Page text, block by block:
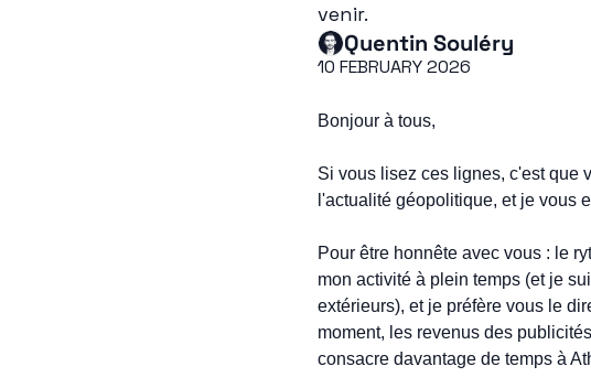
venir.
Quentin Souléry
10 FEBRUARY 2026
Bonjour à tous,
Si vous lisez ces lignes, c'est que
l'actualité géopolitique, et je vous
Pour être honnête avec vous : le
mon activité à plein temps (et je
extérieurs), et je préfère vous le
moment, les revenus des
consacre davantage de temps à